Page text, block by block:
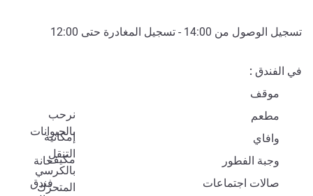
تسجيل الوصول من 14:00 - تسجيل المغادرة حتى 12:00
في الفندق
موقف
نرحب
بالحيوانات
مطعم
إمكانية
التنقل
بالكرسي
المتحرّك
وافاي
مكيف
وجبة الفطور
حانة
صالات اجتماعات
فندق